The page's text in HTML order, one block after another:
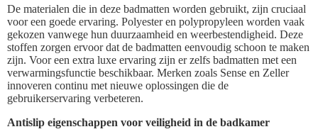
De materialen die in deze badmatten worden gebruikt, zijn cruciaal
voor een goede ervaring. Polyester en polypropyleen worden vaak
gekozen vanwege hun duurzaamheid en weerbestendigheid. Deze
stoffen zorgen ervoor dat de badmatten eenvoudig schoon te maken
zijn. Voor een extra luxe ervaring zijn er zelfs badmatten met een
verwarmingsfunctie beschikbaar. Merken zoals Sense en Zeller
innoveren continu met nieuwe oplossingen die de
gebruikerservaring verbeteren.
Antislip eigenschappen voor veiligheid in de badkamer